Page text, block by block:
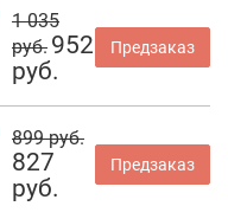
1 035
руб. 952
руб.
Предзаказ
899 руб.
827
руб.
Предзаказ